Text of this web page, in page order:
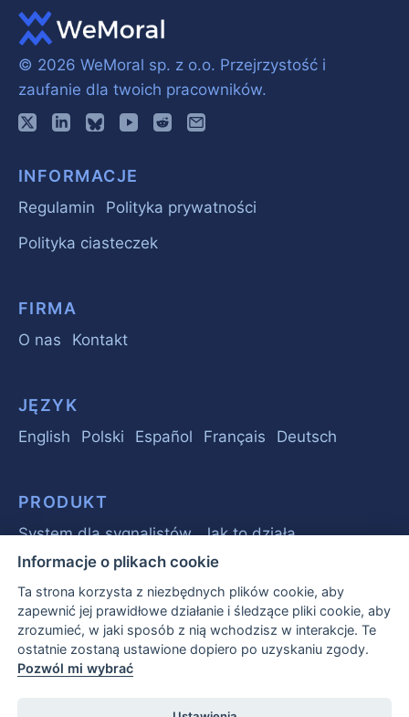
© 2026 WeMoral sp. z o.o. Przejrzystość i
zaufanie dla twoich pracowników.
INFORMACJE
Regulamin
Polityka prywatności
Polityka ciasteczek
FIRMA
O nas Kontakt
JĘZYK
English Polski Español Français Deutsch
PRODUKT
System dla sygnalistów Jak to działa
PRZEWODNIK
Podstawy Sygnaliści Prawo
Biznes
Często Zadawane Pytania
Informacje o plikach cookie
Ta strona korzysta z niezbędnych plików cookie, aby
zapewnić jej prawidłowe działanie i śledzące pliki cookie, aby
zrozumieć, w jaki sposób z nią wchodzisz w interakcje. Te
ostatnie zostaną ustawione dopiero po uzyskaniu zgody.
Pozwól mi wybrać